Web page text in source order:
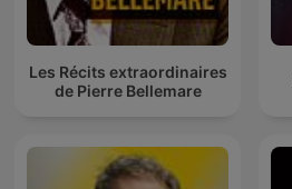
Les Récits extraordinaires
de Pierre Bellemare